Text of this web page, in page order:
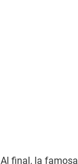
Al final, la famosa